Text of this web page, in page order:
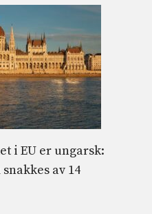
i EU er ungarsk:
av 14